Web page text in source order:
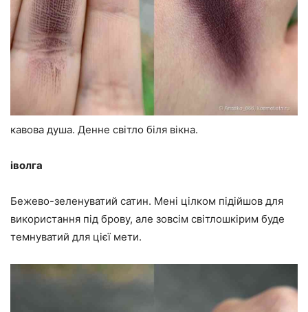
кавова душа. Денне світло біля вікна.
іволга
Бежево-зеленуватий сатин. Мені цілком підійшов для
використання під брову, але зовсім світлошкірим буде
темнуватий для цієї мети.